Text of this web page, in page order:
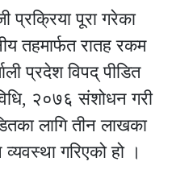
पूरा गरेका
तहमार्फत रातह रकम
प्रदेश विपद् पीडित
२०७६ संशोधन गरी
लागि तीन लाखका
गरिएको हो ।